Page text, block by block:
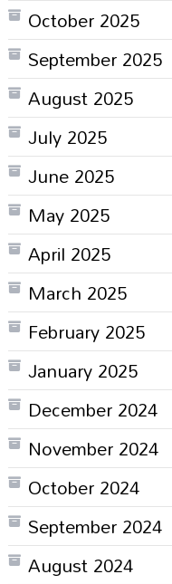
October 2025
September 2025
August 2025
July 2025
June 2025
May 2025
April 2025
March 2025
February 2025
January 2025
December 2024
November 2024
October 2024
September 2024
August 2024